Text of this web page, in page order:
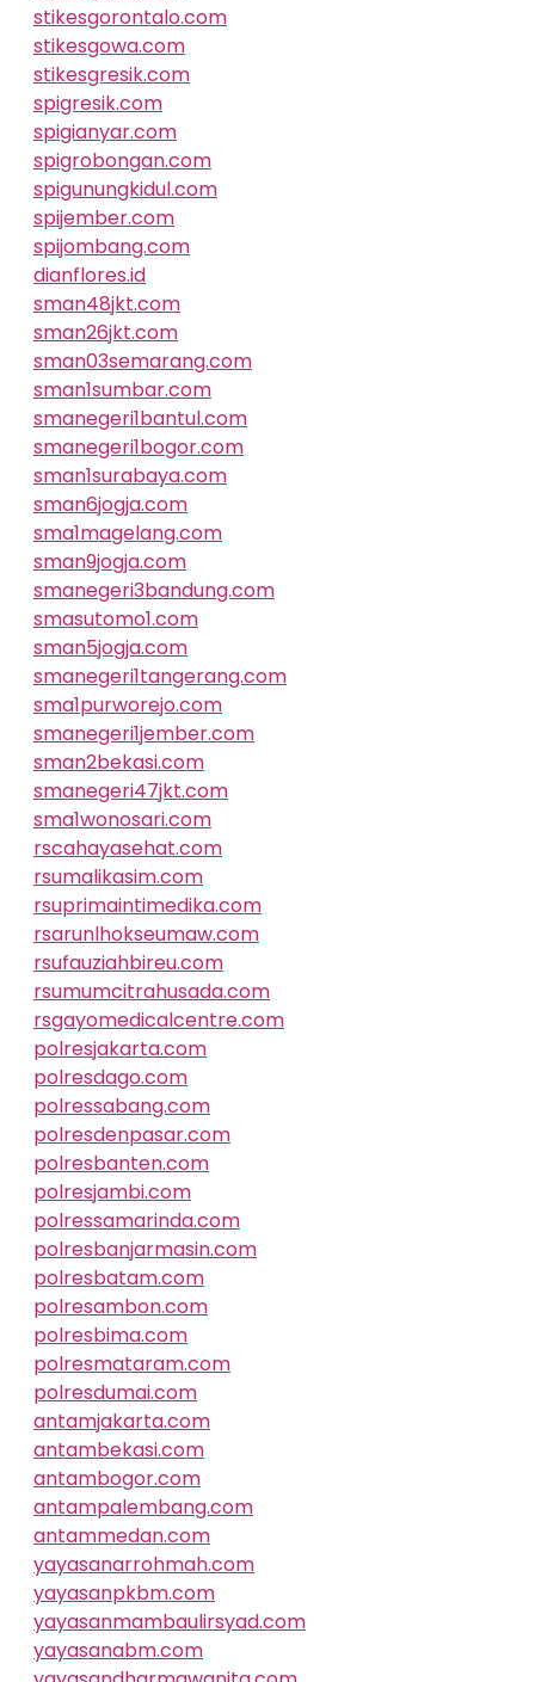
stikesgorontalo.com
stikesgowa.com
stikesgresik.com
spigresik.com
spigianyar.com
spigrobongan.com
spigunungkidul.com
spijember.com
spijombang.com
dianflores.id
sman48jkt.com
sman26jkt.com
sman03semarang.com
sman1sumbar.com
smanegeri1bantul.com
smanegeri1bogor.com
sman1surabaya.com
sman6jogja.com
sma1magelang.com
sman9jogja.com
smanegeri3bandung.com
smasutomo1.com
sman5jogja.com
smanegeri1tangerang.com
sma1purworejo.com
smanegeri1jember.com
sman2bekasi.com
smanegeri47jkt.com
sma1wonosari.com
rscahayasehat.com
rsumalikasim.com
rsuprimaintimedika.com
rsarunlhokseumaw.com
rsufauziahbireu.com
rsumumcitrahusada.com
rsgayomedicalcentre.com
polresjakarta.com
polresdago.com
polressabang.com
polresdenpasar.com
polresbanten.com
polresjambi.com
polressamarinda.com
polresbanjarmasin.com
polresbatam.com
polresambon.com
polresbima.com
polresmataram.com
polresdumai.com
antamjakarta.com
antambekasi.com
antambogor.com
antampalembang.com
antammedan.com
yayasanarrohmah.com
yayasanpkbm.com
yayasanmambaulirsyad.com
yayasanabm.com